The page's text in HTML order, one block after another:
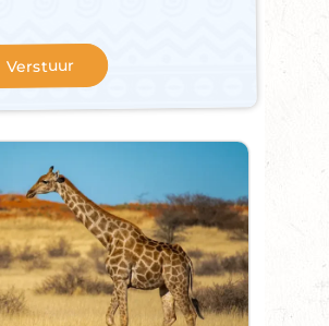
Verstuur